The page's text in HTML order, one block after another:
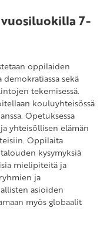
7-
oppilaiden
sekä
tekemisessä.
kouluyhteisössä
Opetuksessa
yhteisöllisen elämän
Oppilaita
kysymyksiä
mielipiteitä ja
ja
asioiden
myös globaalit